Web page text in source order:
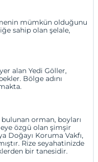
mümkün olduğunu
sahip olan şelale,
alan Yedi Göller,
Bölge adını
bulunan orman, boyları
özgü olan şimşir
Doğayı Koruma Vakfı,
Rize seyahatinizde
bir tanesidir.